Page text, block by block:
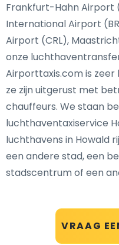
VRAAG
Frankfurt-Hahn Airport
International Airport
Airport (CRL),
onze
Airporttaxis.com is
ze zijn uitgerust met
chauffeurs. We staan
luchthaventaxiservice
luchthavens in Howald
een andere stad, een
stadscentrum of een